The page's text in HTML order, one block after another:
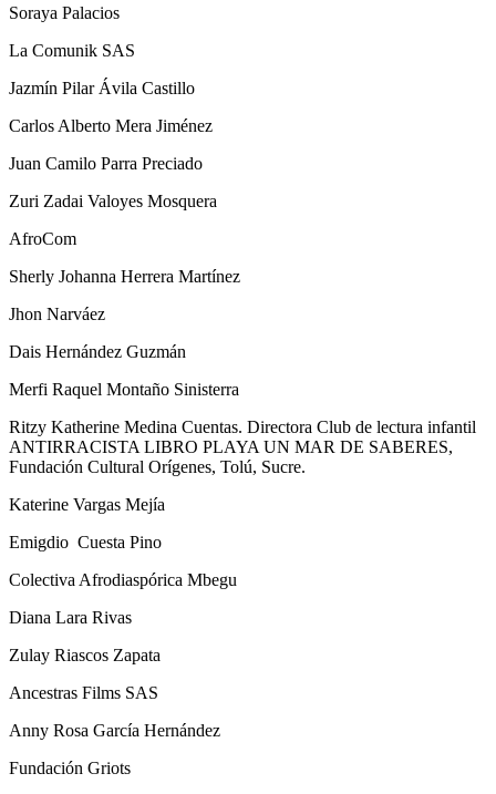
Soraya Palacios
La Comunik SAS
Jazmín Pilar Ávila Castillo
Carlos Alberto Mera Jiménez
Juan Camilo Parra Preciado
Zuri Zadai Valoyes Mosquera
AfroCom
Sherly Johanna Herrera Martínez
Jhon Narváez
Dais Hernández Guzmán
Merfi Raquel Montaño Sinisterra
Ritzy Katherine Medina Cuentas. Directora Club de lectura infantil
ANTIRRACISTA LIBRO PLAYA UN MAR DE SABERES,
Fundación Cultural Orígenes, Tolú, Sucre.
Katerine Vargas Mejía
Emigdio Cuesta Pino
Colectiva Afrodiaspórica Mbegu
Diana Lara Rivas
Zulay Riascos Zapata
Ancestras Films SAS
Anny Rosa García Hernández
Fundación Griots